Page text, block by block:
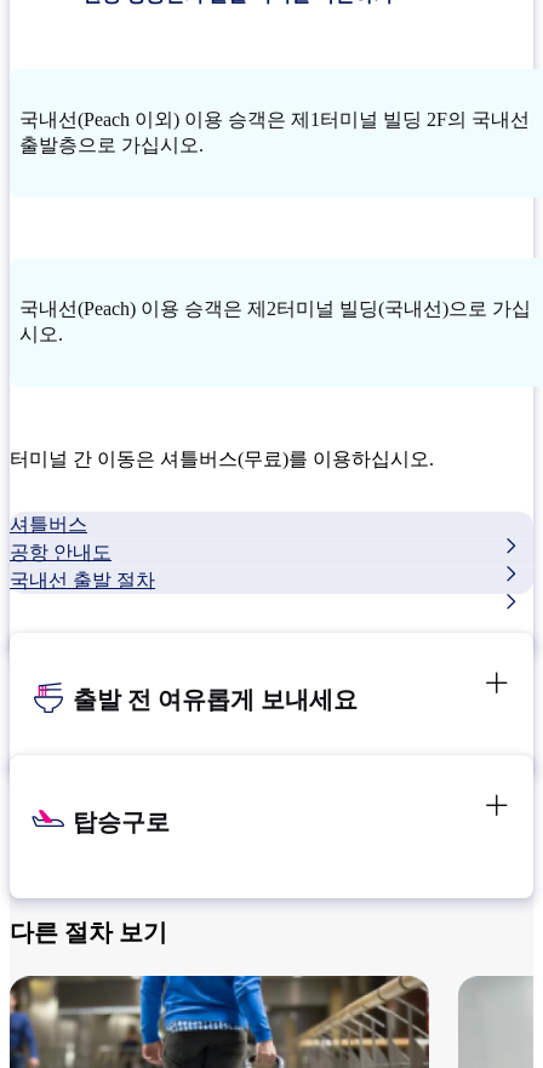
국내선(Peach 이외) 이용 승객은 제1터미널 빌딩 2F의 국내선
출발층으로 가십시오.
국내선(Peach) 이용 승객은 제2터미널 빌딩(국내선)으로 가십
시오.
터미널 간 이동은 셔틀버스(무료)를 이용하십시오.
셔틀버스
공항 안내도
국내선 출발 절차
출발 전 여유롭게 보내세요
탑승구로
환승 위치 확인
환승 위치 확인
다른 절차 보기